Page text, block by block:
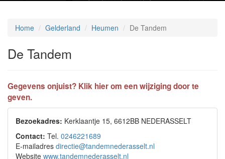
Home Gelderland Heumen De Tandem
De Tandem
Gegevens onjuist? Klik hier om een wijziging door te
geven.
Bezoekadres: Kerklaantje 15, 6612BB NEDERASSELT
Contact: Tel. 0246221689
E-mailadres directie@tandemnederasselt.nl
Website www.tandemnederasselt.nl